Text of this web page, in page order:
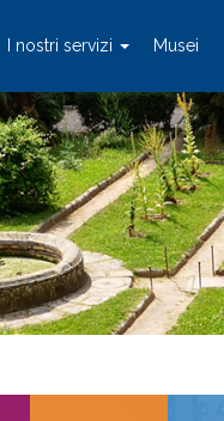
I nostri servizi Musei